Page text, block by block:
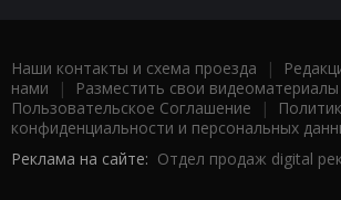
Наши контакты и схема проезда |
нами | Разместить свои видеоматериалы
Пользовательское Соглашение |
конфиденциальности и персональных
Реклама на сайте: Отдел продаж digital